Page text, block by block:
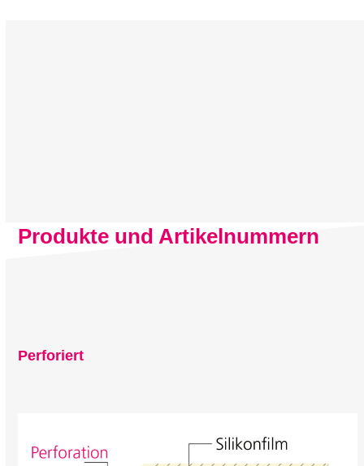
Produkte und Artikelnummern
Perforiert